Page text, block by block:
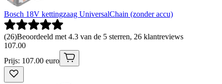
Bosch 18V kettingzaag UniversalChain (zonder accu)
(26)Beoordeeld met 4.3 van de 5 sterren, 26 klantreviews
107.00
Prijs: 107.00 euro